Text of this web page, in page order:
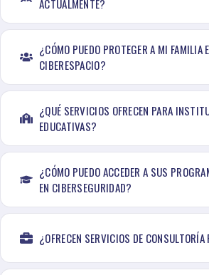
ACTUALMENTE?
¿CÓMO PUEDO PROTEGER A MI FAMILIA
CIBERESPACIO?
¿QUÉ SERVICIOS OFRECEN PARA
EDUCATIVAS?
¿CÓMO PUEDO ACCEDER A SUS
EN CIBERSEGURIDAD?
¿OFRECEN SERVICIOS DE CONSULTORÍA